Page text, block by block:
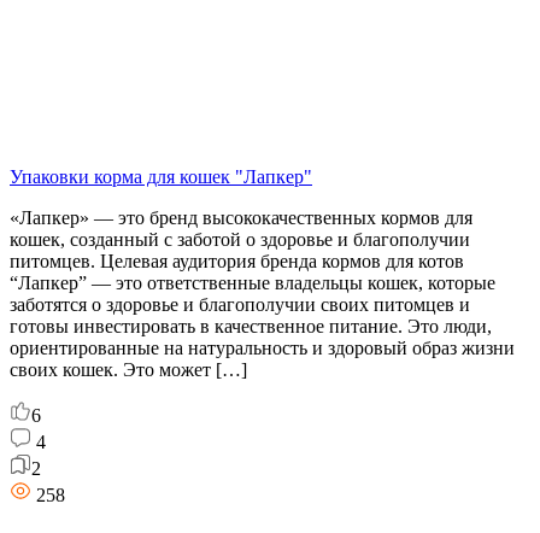
Упаковки корма для кошек "Лапкер"
«Лапкер» — это бренд высококачественных кормов для
кошек, созданный с заботой о здоровье и благополучии
питомцев. Целевая аудитория бренда кормов для котов
“Лапкер” — это ответственные владельцы кошек, которые
заботятся о здоровье и благополучии своих питомцев и
готовы инвестировать в качественное питание. Это люди,
ориентированные на натуральность и здоровый образ жизни
своих кошек. Это может […]
6
4
2
258